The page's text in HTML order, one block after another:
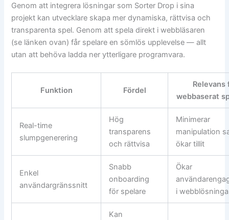
Genom att integrera lösningar som Sorter Drop i sina
projekt kan utvecklare skapa mer dynamiska, rättvisa och
transparenta spel. Genom att spela direkt i webbläsaren
(se länken ovan) får spelare en sömlös upplevelse — allt
utan att behöva ladda ner ytterligare programvara.
Funktion Fördel
Relevans
webbaserat
Real-time
slumpgenerering
Hög
transparens
och rättvisa
Minimerar
manipulation
ökar tillit
Enkel
användargränssnitt
Snabb
onboarding
för spelare
Ökar
i
Kan